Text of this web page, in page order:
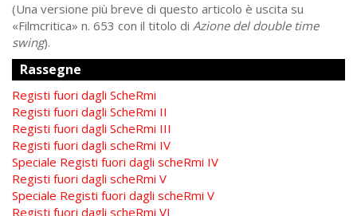
(Una versione più breve di questo articolo è uscita su
«Filmcritica» n. 653 con il titolo di Azione del double time
swing).
Rassegne
Registi fuori dagli ScheRmi
Registi fuori dagli ScheRmi II
Registi fuori dagli ScheRmi III
Registi fuori dagli scheRmi IV
Speciale Registi fuori dagli scheRmi IV
Registi fuori dagli scheRmi V
Speciale Registi fuori dagli scheRmi V
Registi fuori dagli scheRmi VI